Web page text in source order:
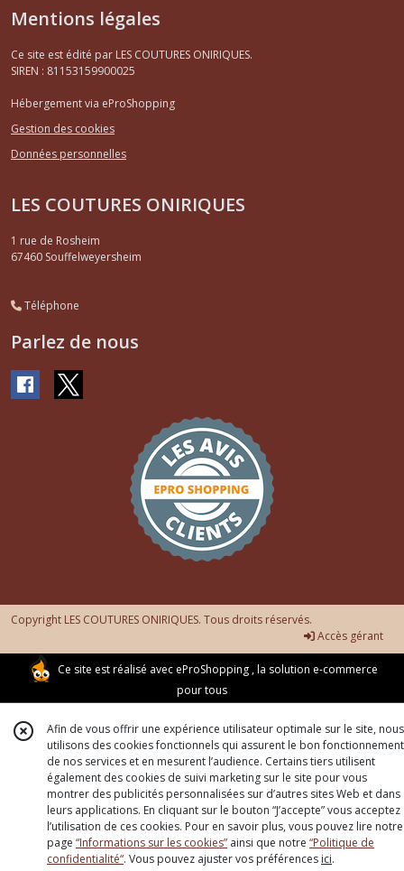
Mentions légales
Ce site est édité par LES COUTURES ONIRIQUES.
SIREN : 81153159900025
Hébergement via eProShopping
Gestion des cookies
Données personnelles
LES COUTURES ONIRIQUES
1 rue de Rosheim
67460 Souffelweyersheim
Téléphone
Parlez de nous
Copyright LES COUTURES ONIRIQUES. Tous droits réservés.
Accès gérant
Ce site est réalisé avec eProShopping , la solution e-commerce
pour tous
Afin de vous offrir une expérience utilisateur optimale sur le site, nous
utilisons des cookies fonctionnels qui assurent le bon fonctionnement
de nos services et en mesurent l’audience. Certains tiers utilisent
également des cookies de suivi marketing sur le site pour vous
montrer des publicités personnalisées sur d’autres sites Web et dans
leurs applications. En cliquant sur le bouton “J’accepte” vous acceptez
l’utilisation de ces cookies. Pour en savoir plus, vous pouvez lire notre
page “Informations sur les cookies” ainsi que notre “Politique de
confidentialité“. Vous pouvez ajuster vos préférences ici.